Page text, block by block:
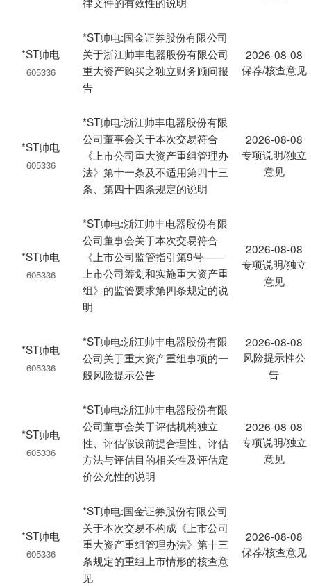
*ST帅电
605336
*ST帅电:国金证券股份有限公司
关于浙江帅丰电器股份有限公司
重大资产购买之独立财务顾问报
告
2026-08-08
保荐/核查意见
*ST帅电
605336
*ST帅电:浙江帅丰电器股份有限
公司董事会关于本次交易符合
《上市公司重大资产重组管理办
法》第十一条及不适用第四十三
条、第四十四条规定的说明
2026-08-08
专项说明/独立
意见
*ST帅电
605336
*ST帅电:浙江帅丰电器股份有限
公司董事会关于本次交易符合
《上市公司监管指引第9号——
上市公司筹划和实施重大资产重
组》的监管要求第四条规定的说
明
2026-08-08
专项说明/独立
意见
*ST帅电
605336
*ST帅电:浙江帅丰电器股份有限
公司关于重大资产重组事项的一
般风险提示公告
2026-08-08
风险提示性公
告
*ST帅电
605336
*ST帅电:浙江帅丰电器股份有限
公司董事会关于评估机构独立
性、评估假设前提合理性、评估
方法与评估目的相关性及评估定
价公允性的说明
2026-08-08
专项说明/独立
意见
*ST帅电
605336
*ST帅电:国金证券股份有限公司
关于本次交易不构成《上市公司
重大资产重组管理办法》第十三
条规定的重组上市情形的核查意
见
2026-08-08
保荐/核查意见